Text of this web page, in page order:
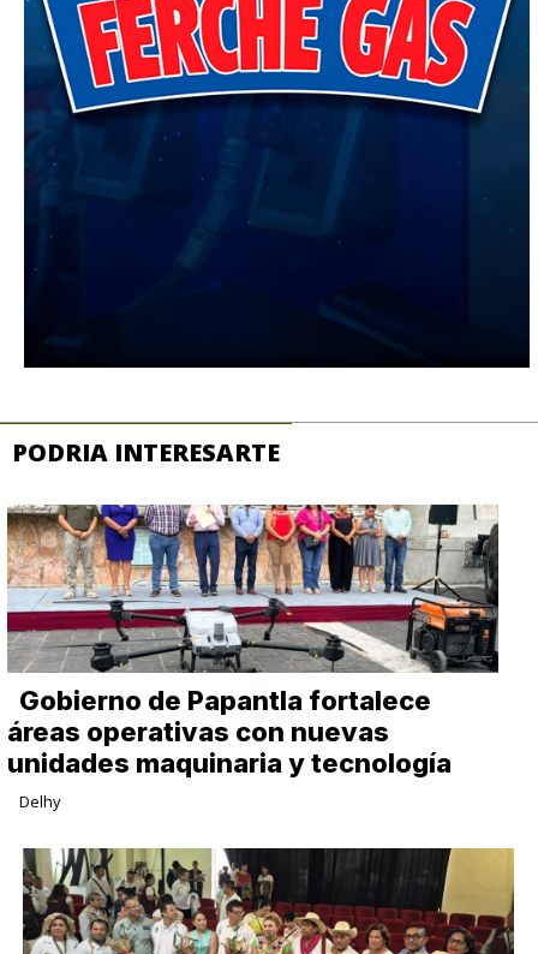
PODRIA INTERESARTE
Gobierno de Papantla fortalece
áreas operativas con nuevas
unidades maquinaria y tecnología
Delhy